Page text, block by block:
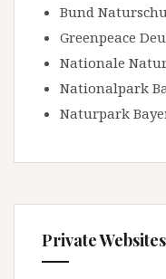
Bund
Greenpeace
Nationale
Nationalpark
Naturpark
Private Websites